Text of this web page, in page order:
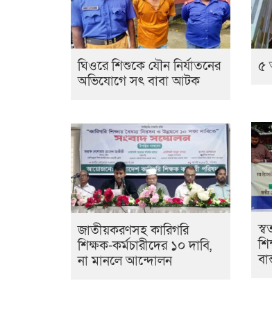
ঘিওরে শিশুকে যৌন নির্যাতনের
অভিযোগে সৎ বাবা আটক
৫
জাতীয়করণসহ কারিগরি
শিক্ষক-কর্মচারীদের ১০ দাবি,
না মানলে আন্দোলন